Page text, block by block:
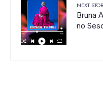
NEXT
Bruna
no